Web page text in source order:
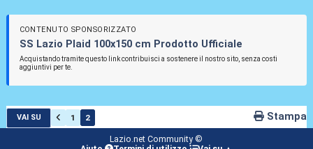
CONTENUTO SPONSORIZZATO
SS Lazio Plaid 100x150 cm Prodotto Ufficiale
Acquistando tramite questo link contribuisci a sostenere il nostro sito, senza costi
aggiuntivi per te.
VAI SU 1 2 Stampa
Lazio.net Community ©